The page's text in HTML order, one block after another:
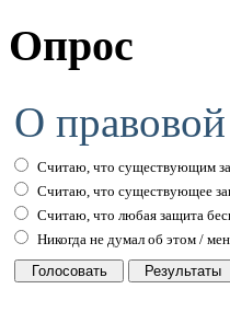
Опрос
О
Считаю, что существующим
Считаю, что существующее
Считаю, что любая защита
Никогда не думал об этом /